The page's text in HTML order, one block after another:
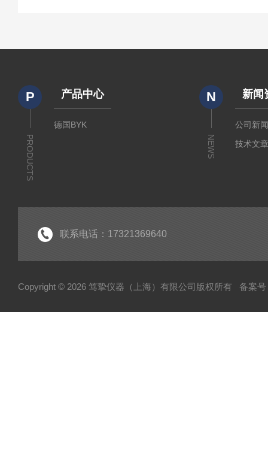
P
PRODUCTS
产品中心
德国BYK
N
NEWS
新闻
公司新
技术文
联系电话：17321369640
Copyright © 2026 笃挚仪器（上海）有限公司版权所有 备案号